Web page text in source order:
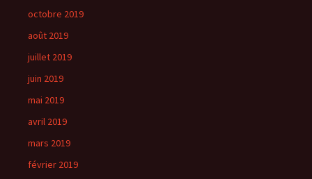
octobre 2019
août 2019
juillet 2019
juin 2019
mai 2019
avril 2019
mars 2019
février 2019